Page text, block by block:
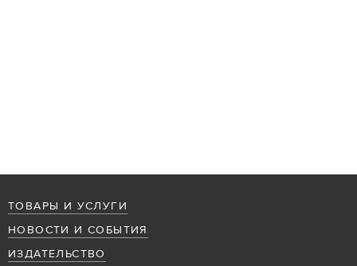
ТОВАРЫ И УСЛУГИ
НОВОСТИ И СОБЫТИЯ
ИЗДАТЕЛЬСТВО